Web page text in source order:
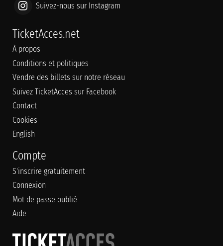
Suivez-nous sur Instagram
TicketAcces.net
À propos
Conditions et politiques
Vendre des billets sur notre réseau
Suivez TicketAcces sur Facebook
Contact
Cookies
English
Compte
S'inscrire gratuitement
Connexion
Mot de passe oublié
Aide